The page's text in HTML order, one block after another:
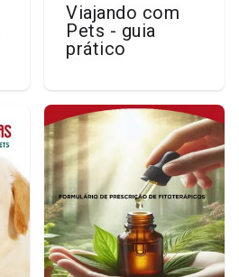
Viajando com
Pets - guia
prático